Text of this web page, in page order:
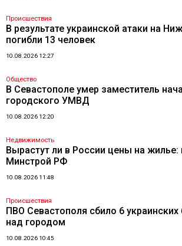
Происшествия
В результате украинской атаки на
погибли 13 человек
10.08.2026 12:27
Общество
В Севастополе умер заместитель
городского УМВД
10.08.2026 12:20
Недвижимость
Вырастут ли в России цены на жилье:
Минстрой РФ
10.08.2026 11:48
Происшествия
ПВО Севастополя сбило 6 украинских
над городом
10.08.2026 10:45